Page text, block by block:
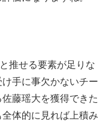
推せる要素が足りな
手に事欠かないチー
藤瑶大を獲得できた
体的に見れば上積み